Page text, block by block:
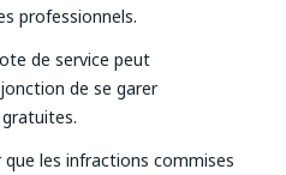
professionnels.
de service peut
de se garer
que les infractions commises